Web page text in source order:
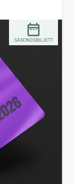
SÄSONGSBILJETT